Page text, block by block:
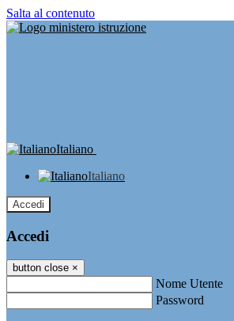
Salta al contenuto
Italiano
Italiano
Accedi
Accedi
button close ×
Nome Utente
Password